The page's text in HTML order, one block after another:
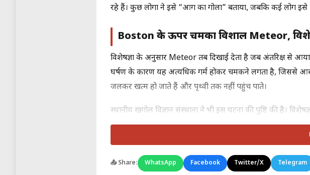
रहे हैं। कुछ लोगों ने इसे “आग का गोला” बताया, जबकि कई लोग
Boston के ऊपर चमका विशाल Meteor,
विशेषज्ञों के अनुसार Meteor तब दिखाई देता है जब अंतरिक्ष से आया
घर्षण के कारण यह अत्यधिक गर्म होकर चमकने लगता है, जिससे
जलकर खत्म हो जाते हैं और पृथ्वी तक नहीं पहुंच पाते।
स्थानीय खगोल विज्ञान संस्थानों ने भी इस घटना की पुष्टि की है।
इसकी चमक इतनी अधिक थी कि कई लोगों ने इसे पहले किसी
Meteor, Meteoroid और Meteorite में क्या
📤 Share: WhatsApp Facebook Twitter/X Telegram